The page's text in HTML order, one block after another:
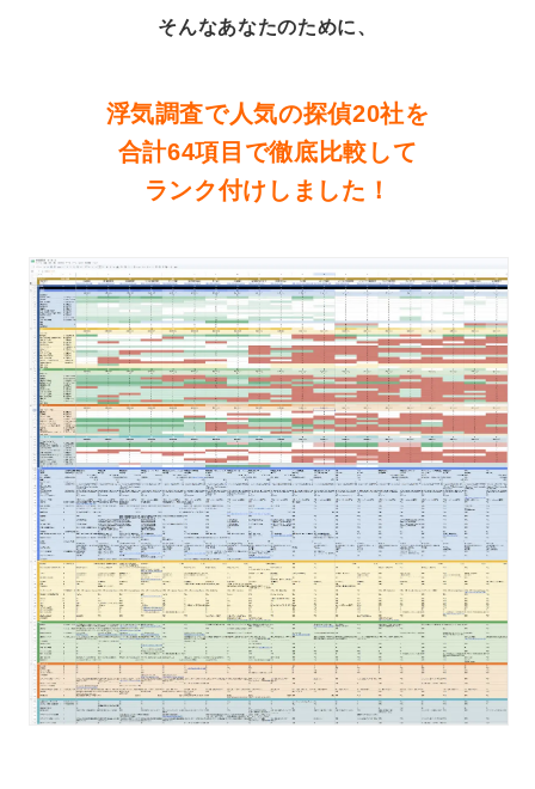
そんなあなたのために、
浮気調査で人気の探偵20社を
合計64項目で徹底比較して
ランク付けしました！